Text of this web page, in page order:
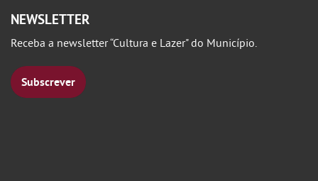
NEWSLETTER
Receba a newsletter “Cultura e Lazer" do Município.
Subscrever